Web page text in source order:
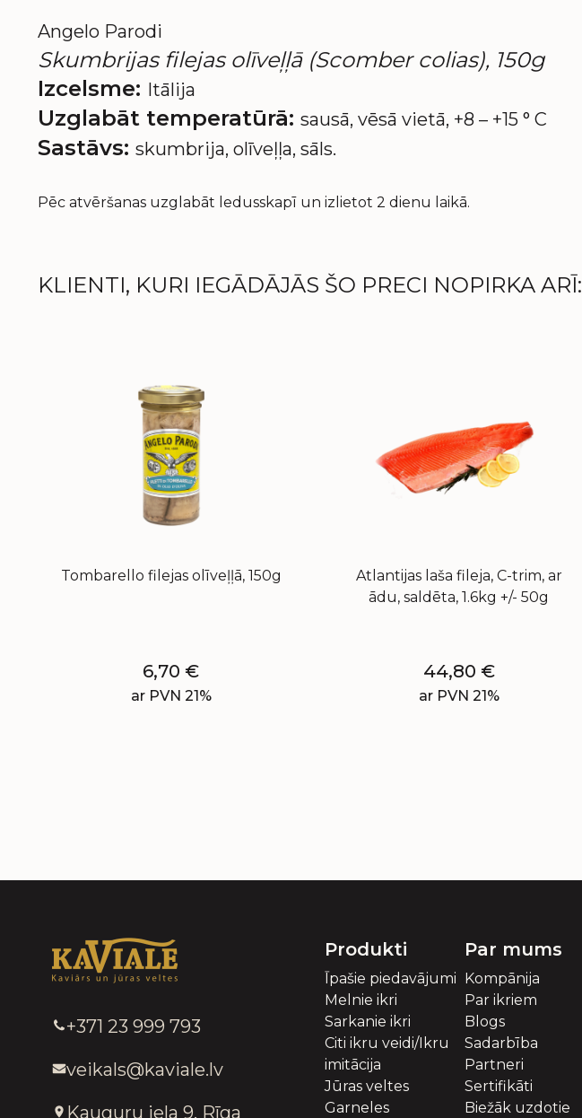
Angelo Parodi
Skumbrijas filejas olīveļļā (Scomber colias), 150g
Izcelsme: Itālija
Uzglabāt temperatūrā: sausā, vēsā vietā, +8 – +15 ° C
Sastāvs: skumbrija, olīveļļa, sāls.
Pēc atvēršanas uzglabāt ledusskapī un izlietot 2 dienu laikā.
KLIENTI, KURI IEGĀDĀJĀS ŠO PRECI NOPIRKA ARĪ:
Tombarello filejas olīveļļā, 150g
6,70 €
ar PVN 21%
Atlantijas laša fileja, C-trim, ar
ādu, saldēta, 1.6kg +/- 50g
44,80 €
ar PVN 21%
+371 23 999 793
veikals@kaviale.lv
Kauguru iela 9, Rīga
Produkti
Īpašie piedavājumi
Melnie ikri
Sarkanie ikri
Citi ikru veidi/Ikru
imitācija
Jūras veltes
Garneles
Par mums
Kompānija
Par ikriem
Blogs
Sadarbība
Partneri
Sertifikāti
Biežāk uzdotie